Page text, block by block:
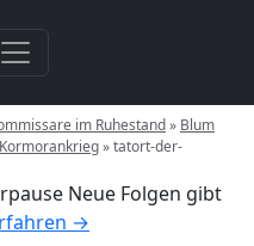
im Ruhestand» Blum
»tatort-der-
Neue Folgen gibt
→